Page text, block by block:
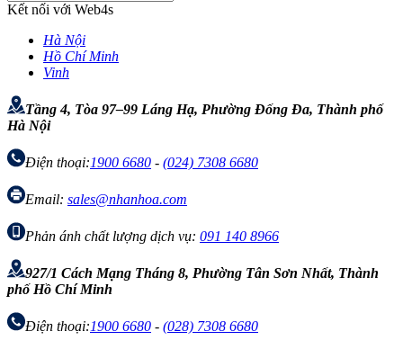
Kết nối với Web4s
Hà Nội
Hồ Chí Minh
Vinh
Tầng 4, Tòa 97–99 Láng Hạ, Phường Đống Đa, Thành phố
Hà Nội
Điện thoại:1900 6680 - (024) 7308 6680
Email: sales@nhanhoa.com
Phản ánh chất lượng dịch vụ: 091 140 8966
927/1 Cách Mạng Tháng 8, Phường Tân Sơn Nhất, Thành
phố Hồ Chí Minh
Điện thoại:1900 6680 - (028) 7308 6680